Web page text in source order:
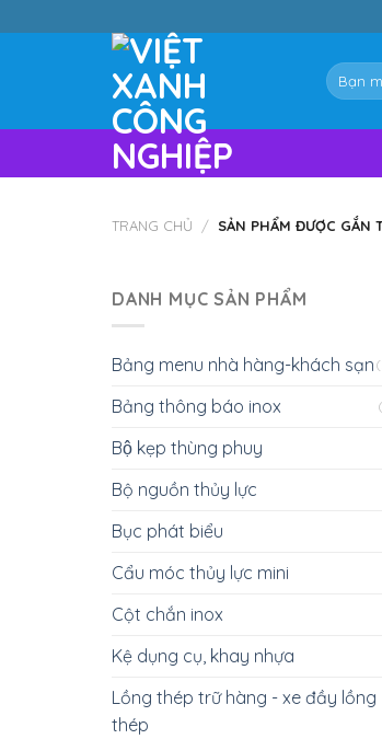
to
Tìm
kiếm:
TRANG CHỦ / SẢN PHẨM ĐƯỢC GẮN
DANH MỤC SẢN PHẨM
Bảng menu nhà hàng-khách sạn
Bảng thông báo inox
Bộ kẹp thùng phuy
Bộ nguồn thủy lực
Bục phát biểu
Cẩu móc thủy lực mini
Cột chắn inox
Kệ dụng cụ, khay nhựa
Lồng thép trữ hàng - xe đầy lồng
thép